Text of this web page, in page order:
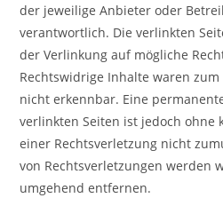
der jeweilige Anbieter oder
verantwortlich. Die verlinkten
der Verlinkung auf mögliche
Rechtswidrige Inhalte waren
nicht erkennbar. Eine
verlinkten Seiten ist jedoch ohne
einer Rechtsverletzung nicht
von Rechtsverletzungen werden
umgehend entfernen.